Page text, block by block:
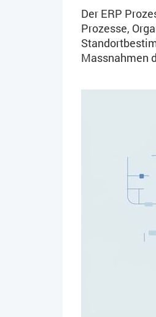
Der ERP
Prozesse,
Massnahmen